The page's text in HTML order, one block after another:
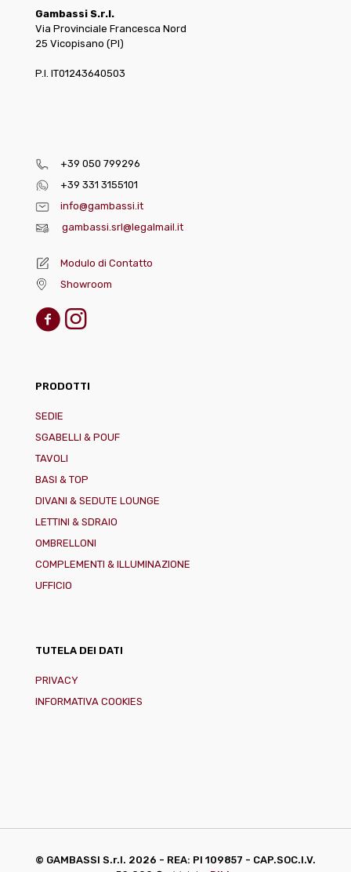
Gambassi S.r.l.
Via Provinciale Francesca Nord
25 Vicopisano (PI)
P.I. IT01243640503
+39 050 799296
+39 331 3155101
info@gambassi.it
gambassi.srl@legalmail.it
Modulo di Contatto
Showroom
PRODOTTI
SEDIE
SGABELLI & POUF
TAVOLI
BASI & TOP
DIVANI & SEDUTE LOUNGE
LETTINI & SDRAIO
OMBRELLONI
COMPLEMENTI & ILLUMINAZIONE
UFFICIO
TUTELA DEI DATI
PRIVACY
INFORMATIVA COOKIES
© GAMBASSI S.r.l. 2026 - REA: PI 109857 - CAP.SOC.I.V.